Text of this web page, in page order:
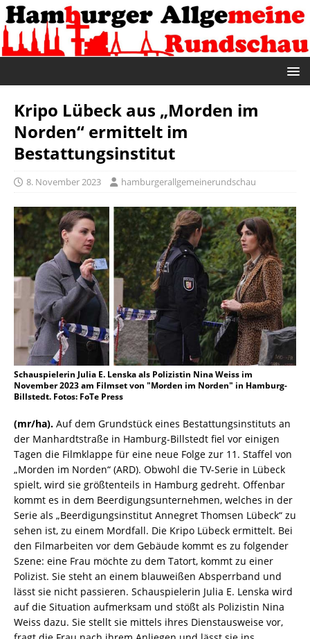
Kripo Lübeck aus „Morden im
Norden“ ermittelt im
Bestattungsinstitut
8. November 2023 hamburgerallgemeinerundschau
Schauspielerin Julia E. Lenska als Polizistin Nina Weiss im
November 2023 am Filmset von "Morden im Norden" in Hamburg-
Billstedt. Fotos: FoTe Press
(mr/ha). Auf dem Grundstück eines Bestattungsinstituts an
der Manhardtstraße in Hamburg-Billstedt fiel vor einigen
Tagen die Filmklappe für eine neue Folge zur 11. Staffel von
„Morden im Norden“ (ARD). Obwohl die TV-Serie in Lübeck
spielt, wird sie größtenteils in Hamburg gedreht. Offenbar
kommt es in dem Beerdigungsunternehmen, welches in der
Serie als „Beerdigungsinstitut Annegret Thomsen Lübeck“ zu
sehen ist, zu einem Mordfall. Die Kripo Lübeck ermittelt. Bei
den Filmarbeiten vor dem Gebäude kommt es zu folgender
Szene: eine Frau möchte zu dem Tatort, kommt zu einer
Polizist. Sie steht an einem blauweißen Absperrband und
lässt sie nicht passieren. Schauspielerin Julia E. Lenska wird
auf die Situation aufmerksam und stößt als Polizistin Nina
Weiss dazu. Sie stellt sie mittels ihres Dienstausweise vor,